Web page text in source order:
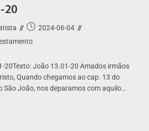
20
2024-06-04
20Texto: João 13.01-20 Amados irmãos
Quando chegamos ao cap. 13 do
São João, nos deparamos com aquilo…